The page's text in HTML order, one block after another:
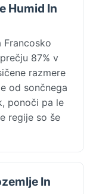
Humid In
Francosko
87% v
razmere
od sončnega
ponoči pa le
regije so še
In